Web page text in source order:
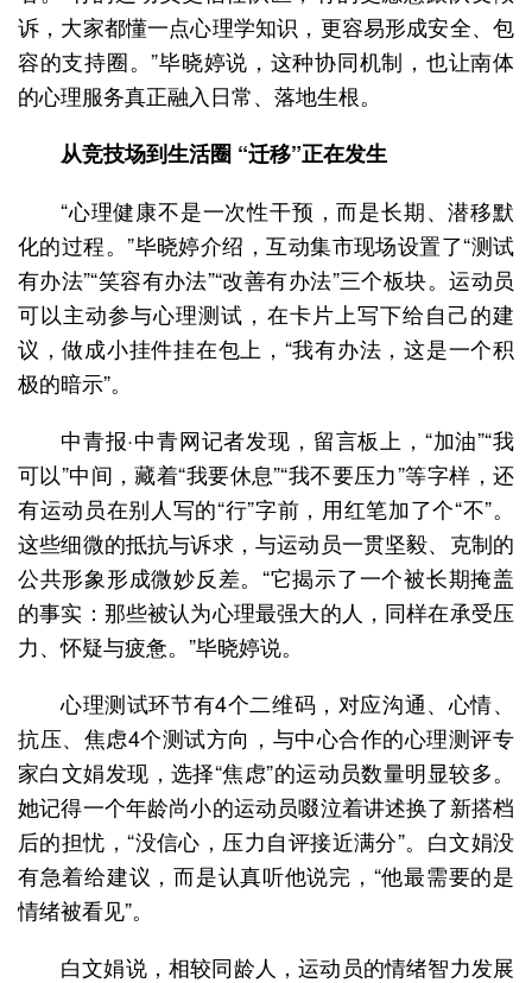
诉，大家都懂一点心理学知识，更容易形成安全、包
容的支持圈。”毕晓婷说，这种协同机制，也让南体
的心理服务真正融入日常、落地生根。
从竞技场到生活圈 “迁移”正在发生
“心理健康不是一次性干预，而是长期、潜移默
化的过程。”毕晓婷介绍，互动集市现场设置了“测试
有办法”“笑容有办法”“改善有办法”三个板块。运动员
可以主动参与心理测试，在卡片上写下给自己的建
议，做成小挂件挂在包上，“我有办法，这是一个积
极的暗示”。
中青报·中青网记者发现，留言板上，“加油”“我
可以”中间，藏着“我要休息”“我不要压力”等字样，还
有运动员在别人写的“行”字前，用红笔加了个“不”。
这些细微的抵抗与诉求，与运动员一贯坚毅、克制的
公共形象形成微妙反差。“它揭示了一个被长期掩盖
的事实：那些被认为心理最强大的人，同样在承受压
力、怀疑与疲惫。”毕晓婷说。
心理测试环节有4个二维码，对应沟通、心情、
抗压、焦虑4个测试方向，与中心合作的心理测评专
家白文娟发现，选择“焦虑”的运动员数量明显较多。
她记得一个年龄尚小的运动员啜泣着讲述换了新搭档
后的担忧，“没信心，压力自评接近满分”。白文娟没
有急着给建议，而是认真听他说完，“他最需要的是
情绪被看见”。
白文娟说，相较同龄人，运动员的情绪智力发展